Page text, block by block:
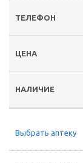
Выбрать аптеку